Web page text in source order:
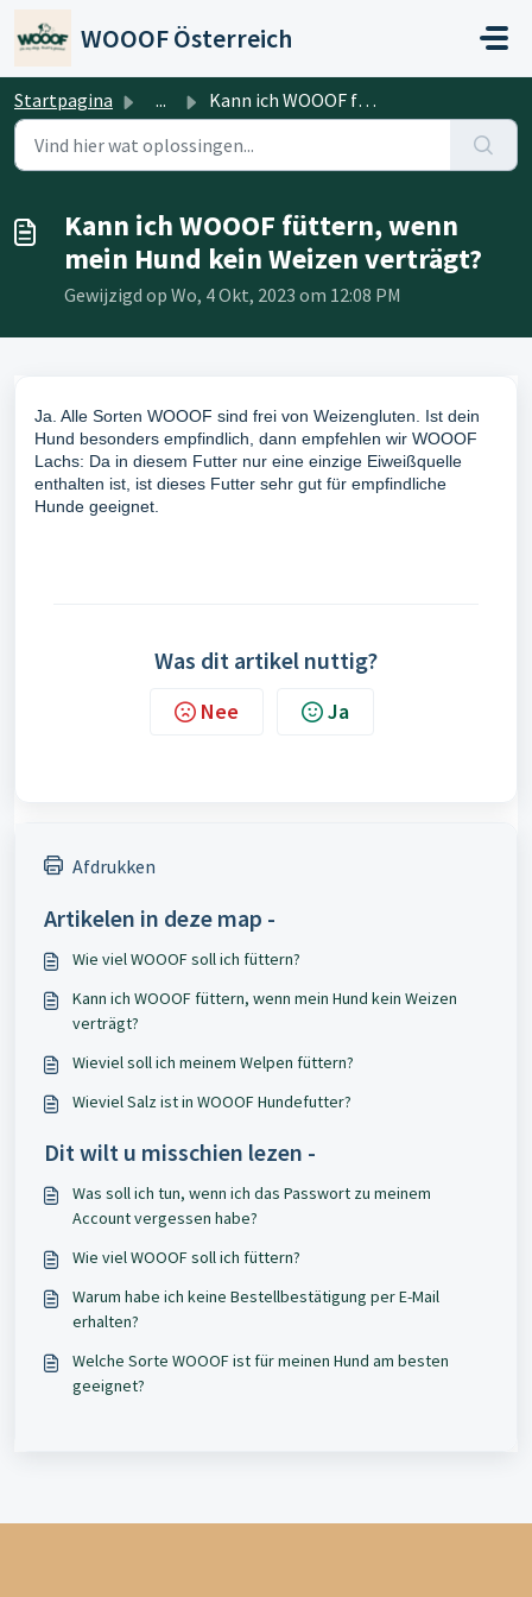
WOOOF Österreich
Startpagina ... Kann ich WOOOF füttern, wenn mein Hund kein Weizen verträgt?
Kann ich WOOOF füttern, wenn
mein Hund kein Weizen verträgt?
Gewijzigd op Wo, 4 Okt, 2023 om 12:08 PM
Ja. Alle Sorten WOOOF sind frei von Weizengluten. Ist dein
Hund besonders empfindlich, dann empfehlen wir WOOOF
Lachs: Da in diesem Futter nur eine einzige Eiweißquelle
enthalten ist, ist dieses Futter sehr gut für empfindliche
Hunde geeignet.
Was dit artikel nuttig?
Nee Ja
Afdrukken
Artikelen in deze map -
Wie viel WOOOF soll ich füttern?
Kann ich WOOOF füttern, wenn mein Hund kein Weizen
verträgt?
Wieviel soll ich meinem Welpen füttern?
Wieviel Salz ist in WOOOF Hundefutter?
Dit wilt u misschien lezen -
Was soll ich tun, wenn ich das Passwort zu meinem
Account vergessen habe?
Wie viel WOOOF soll ich füttern?
Warum habe ich keine Bestellbestätigung per E-Mail
erhalten?
Welche Sorte WOOOF ist für meinen Hund am besten
geeignet?